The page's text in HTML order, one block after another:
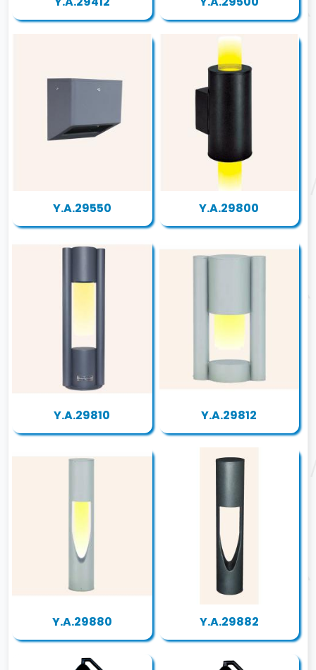
Y.A.29550 Y.A.29800
Y.A.29810 Y.A.29812
Y.A.29880 Y.A.29882